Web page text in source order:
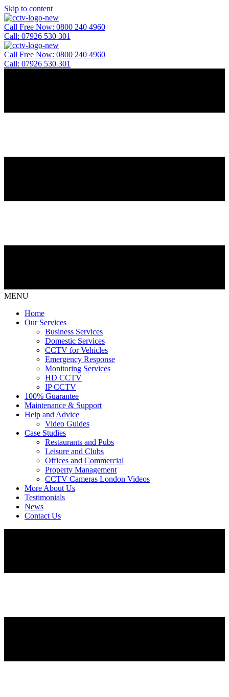
Skip to content
Call Free Now: 0800 240 4960
Call: 07926 530 301
Call Free Now: 0800 240 4960
Call: 07926 530 301
MENU
Home
Our Services
Business Services
Domestic Services
CCTV for Vehicles
Emergency Response
Monitoring Services
HD CCTV
IP CCTV
100% Guarantee
Maintenance & Support
Help and Advice
Video Guides
Case Studies
Restaurants and Pubs
Leisure and Clubs
Offices and Commercial
Property Management
CCTV Cameras London Videos
More About Us
Testimonials
News
Contact Us